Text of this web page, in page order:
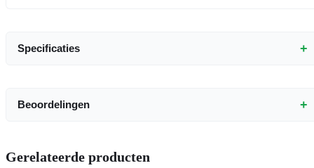
Specificaties +
Beoordelingen +
Gerelateerde producten